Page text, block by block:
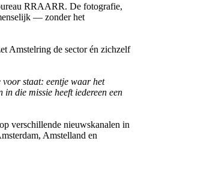
RRAARR. De fotografie,
— zonder het
Amstelring de sector én zichzelf
staat: eentje waar het
die missie heeft iedereen een
verschillende nieuwskanalen in
Amstelland en